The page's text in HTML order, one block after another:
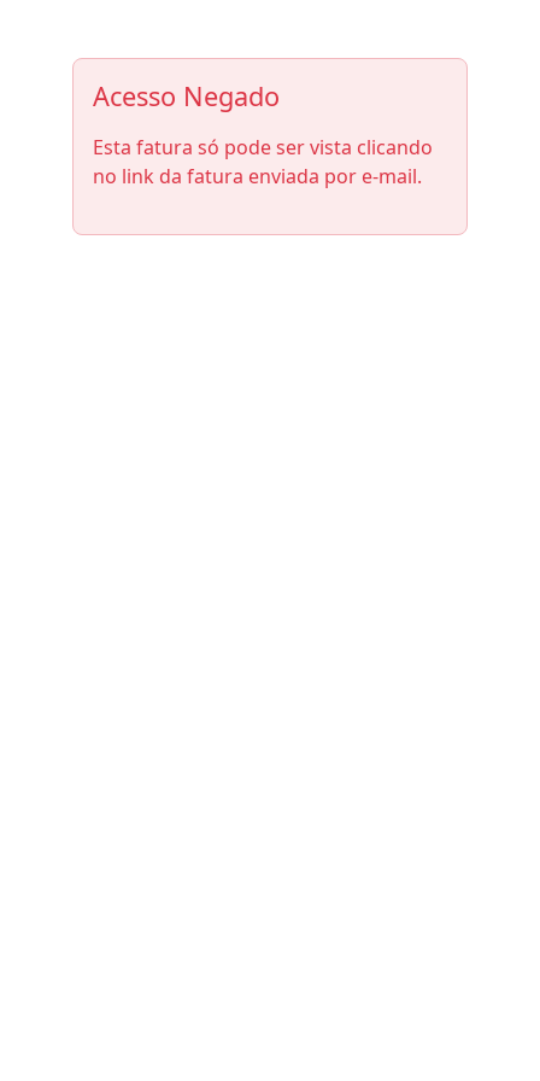
Acesso Negado
Esta fatura só pode ser vista clicando
no link da fatura enviada por e-mail.